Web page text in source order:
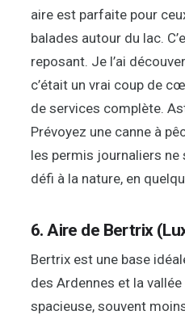
aire est parfaite pour
balades autour du lac.
reposant. Je l’ai
c’était un vrai coup de
de services complète.
Prévoyez une canne à
les permis journaliers ne
défi à la nature, en
6. Aire de Bertrix
Bertrix est une base
des Ardennes et la
spacieuse, souvent